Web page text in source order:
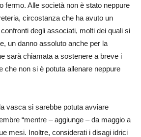
fermo. Alle società non è stato neppure
circostanza che ha avuto un
degli associati, molti dei quali si
un danno assoluto anche per la
sarà chiamata a sostenere a breve i
che non si è potuta allenare neppure
vasca si sarebbe potuta avviare
“mentre – aggiunge – da maggio a
mesi. Inoltre, considerati i disagi idrici